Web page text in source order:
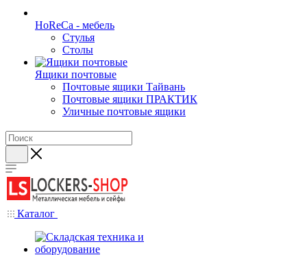
HoReCa - мебель
Стулья
Столы
Ящики почтовые
Почтовые ящики Тайвань
Почтовые ящики ПРАКТИК
Уличные почтовые ящики
Каталог